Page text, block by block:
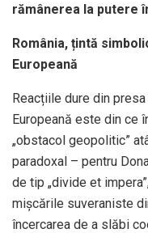
rămânerea la putere
România, țintă
Europeană
Reacțiile dure din
Europeană este din ce
„obstacol geopolitic”
paradoxal – pentru
de tip „divide et
mișcările suveraniste
încercarea de a slăbi